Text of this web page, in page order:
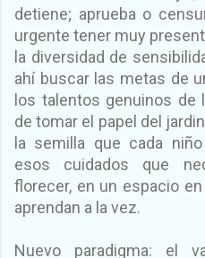
detiene; aprueba o
urgente tener muy
la diversidad de
ahí buscar las metas de
los talentos genuinos de
de tomar el papel del
la semilla que cada
esos cuidados que
florecer, en un espacio
aprendan a la vez.
Nuevo paradigma: el